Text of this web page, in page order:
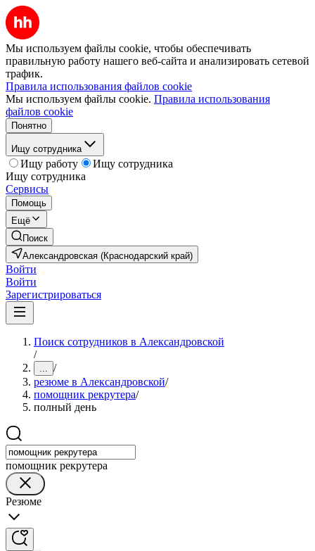
Мы используем файлы cookie, чтобы обеспечивать
правильную работу нашего веб-сайта и анализировать сетевой
трафик.
Правила использования файлов cookie
Мы используем файлы cookie. Правила использования
файлов cookie
Понятно
Ищу сотрудника
Ищу работу
Ищу сотрудника
Ищу сотрудника
Сервисы
Помощь
Ещё
Поиск
Александровская (Краснодарский край)
Войти
Войти
Зарегистрироваться
Поиск сотрудников в Александровской
/
... /
резюме в Александровской/
помощник рекрутера/
полный день
помощник рекрутера
Резюме